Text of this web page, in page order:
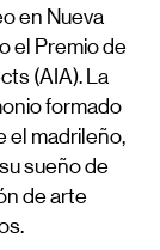
en Nueva
el Premio de
(AIA). La
formado
el madrileño,
sueño de
de arte